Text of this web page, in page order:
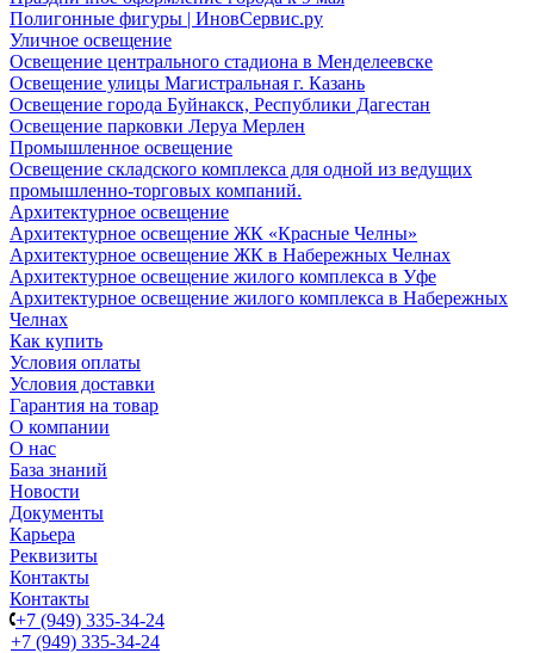
Полигонные фигуры | ИновСервис.ру
Уличное освещение
Освещение центрального стадиона в Менделеевске
Освещение улицы Магистральная г. Казань
Освещение города Буйнакск, Республики Дагестан
Освещение парковки Леруа Мерлен
Промышленное освещение
Освещение складского комплекса для одной из ведущих
промышленно-торговых компаний.
Архитектурное освещение
Архитектурное освещение ЖК «Красные Челны»
Архитектурное освещение ЖК в Набережных Челнах
Архитектурное освещение жилого комплекса в Уфе
Архитектурное освещение жилого комплекса в Набережных
Челнах
Как купить
Условия оплаты
Условия доставки
Гарантия на товар
О компании
О нас
База знаний
Новости
Документы
Карьера
Реквизиты
Контакты
Контакты
+7 (949) 335-34-24
+7 (949) 335-34-24